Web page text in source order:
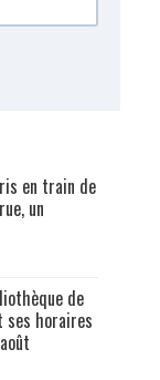
en train de
un
de
horaires